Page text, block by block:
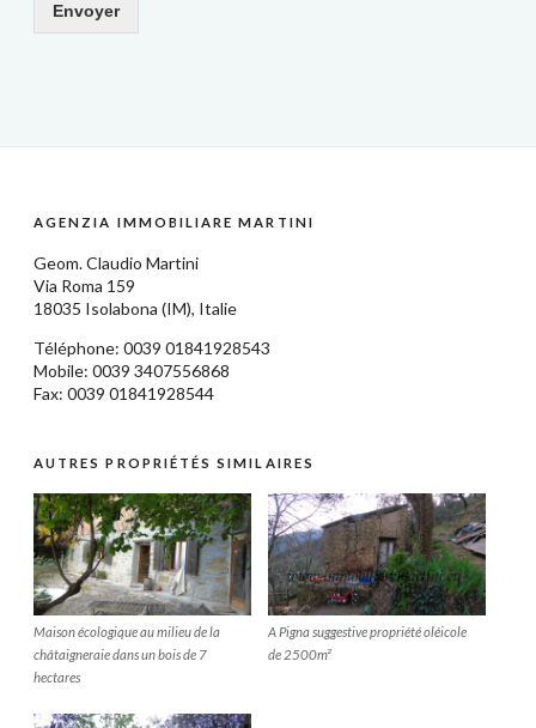
Envoyer
AGENZIA IMMOBILIARE MARTINI
Geom.Claudio Martini
Via Roma 159
18035 Isolabona (IM), Italie
Téléphone: 0039 01841928543
Mobile: 0039 3407556868
Fax: 0039 01841928544
AUTRES PROPRIÉTÉS SIMILAIRES
Maison écologique au milieu de la
châtaigneraie dans un bois de 7
hectares
A Pigna suggestive propriété oléicole
de 2500m²